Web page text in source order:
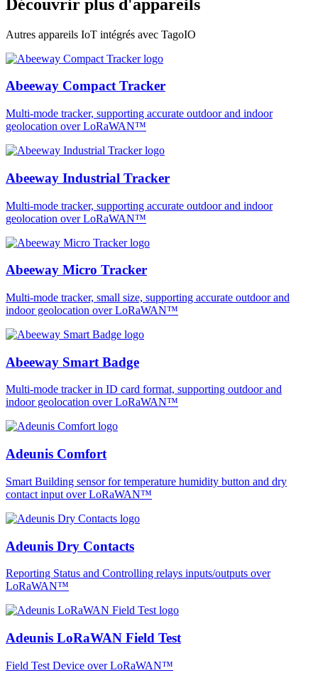
Découvrir plus d'appareils
Autres appareils IoT intégrés avec TagoIO
Abeeway Compact Tracker
Multi-mode tracker, supporting accurate outdoor and indoor
geolocation over LoRaWAN™
Abeeway Industrial Tracker
Multi-mode tracker, supporting accurate outdoor and indoor
geolocation over LoRaWAN™
Abeeway Micro Tracker
Multi-mode tracker, small size, supporting accurate outdoor and
indoor geolocation over LoRaWAN™
Abeeway Smart Badge
Multi-mode tracker in ID card format, supporting outdoor and
indoor geolocation over LoRaWAN™
Adeunis Comfort
Smart Building sensor for temperature humidity button and dry
contact input over LoRaWAN™
Adeunis Dry Contacts
Reporting Status and Controlling relays inputs/outputs over
LoRaWAN™
Adeunis LoRaWAN Field Test
Field Test Device over LoRaWAN™